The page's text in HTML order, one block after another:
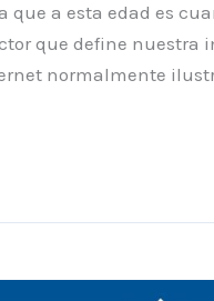
que a esta edad es
que define nuestra
normalmente